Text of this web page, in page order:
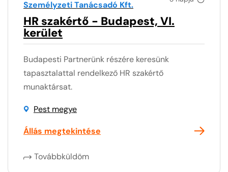
Személyzeti Tanácsadó Kft.
HR szakértő - Budapest, VI.
kerület
Budapesti Partnerünk részére keresünk
tapasztalattal rendelkező HR szakértő
munaktársat.
Pest megye
Állás megtekintése
Továbbküldöm